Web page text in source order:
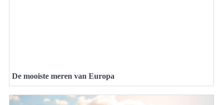
De mooiste meren van Europa